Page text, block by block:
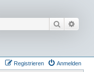
Suche
Anmelden
Registrieren